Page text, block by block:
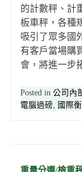
的計數秤、計
板車秤，各種
吸引了眾多國
有客戶當場購
會，將進一步
Posted in 公司內
電腦過磅
國際
重量分選/檢重